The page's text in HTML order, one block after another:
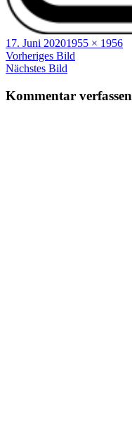
Veröffentlicht
am
17. Juni 2020Volle
Größe
1955 × 1956
Vorheriges Bild
Nächstes Bild
Kommentar verfassen